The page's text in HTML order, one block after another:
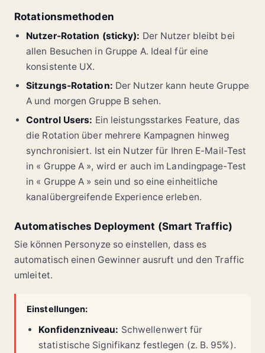
Rotationsmethoden
Nutzer-Rotation (sticky): Der Nutzer bleibt bei
allen Besuchen in Gruppe A. Ideal für eine
konsistente UX.
Sitzungs-Rotation: Der Nutzer kann heute Gruppe
A und morgen Gruppe B sehen.
Control Users: Ein leistungsstarkes Feature, das
die Rotation über mehrere Kampagnen hinweg
synchronisiert. Ist ein Nutzer für Ihren E-Mail-Test
in « Gruppe A », wird er auch im Landingpage-Test
in « Gruppe A » sein und so eine einheitliche
kanalübergreifende Experience erleben.
Automatisches Deployment (Smart Traffic)
Sie können Personyze so einstellen, dass es
automatisch einen Gewinner ausruft und den Traffic
umleitet.
Einstellungen:
Konfidenzniveau: Schwellenwert für
statistische Signifikanz festlegen (z. B. 95%).